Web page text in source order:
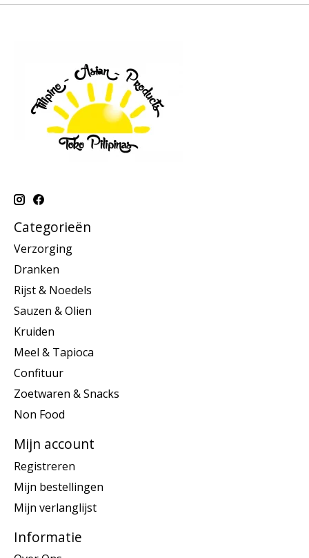
Categorieën
Verzorging
Dranken
Rijst & Noedels
Sauzen & Olien
Kruiden
Meel & Tapioca
Confituur
Zoetwaren & Snacks
Non Food
Mijn account
Registreren
Mijn bestellingen
Mijn verlanglijst
Informatie